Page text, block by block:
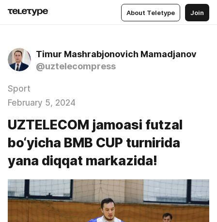
About Teletype Join
Timur Mashrabjonovich Mamadjanov
@uztelecompress
Sport
February 5, 2024
UZTELECOM jamoasi futzal
bo‘yicha BMB CUP turnirida
yana diqqat markazida!